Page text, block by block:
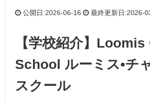
公開日:2026-06-16 最終更新日:2026-
【学校紹介】
School ルーミス•チ
スクール